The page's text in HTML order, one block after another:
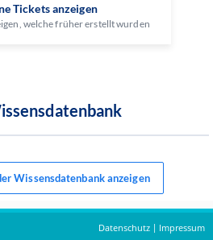
Tickets anzeigen
welche früher erstellt wurden
Wissensdatenbank anzeigen
Datenschutz | Impressum